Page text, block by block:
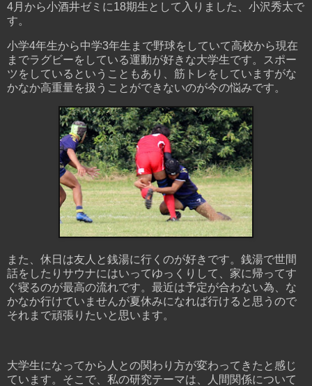
4月から小酒井ゼミに18期生として入りました、小沢秀太で
す。
小学4年生から中学3年生まで野球をしていて高校から現在
までラグビーをしている運動が好きな大学生です。スポー
ツをしているということもあり、筋トレをしていますがな
かなか高重量を扱うことができないのが今の悩みです。
また、休日は友人と銭湯に行くのが好きです。銭湯で世間
話をしたりサウナにはいってゆっくりして、家に帰ってす
ぐ寝るのが最高の流れです。最近は予定が合わない為、な
かなか行けていませんが夏休みになれば行けると思うので
それまで頑張りたいと思います。
大学生になってから人との関わり方が変わってきたと感じ
ています。そこで、私の研究テーマは、人間関係について